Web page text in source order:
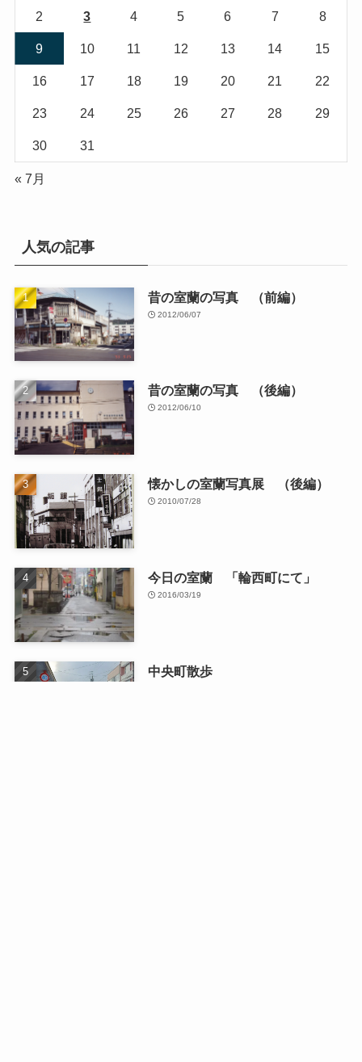
2 3 4 5 6 7 8
9 10 11 12 13 14 15
16 17 18 19 20 21 22
23 24 25 26 27 28 29
30 31
« 7月
人気の記事
昔の室蘭の写真 （前編）
2012/06/07
昔の室蘭の写真 （後編）
2012/06/10
懐かしの室蘭写真展 （後編）
2010/07/28
今日の室蘭 「輪西町にて」
2016/03/19
中央町散歩